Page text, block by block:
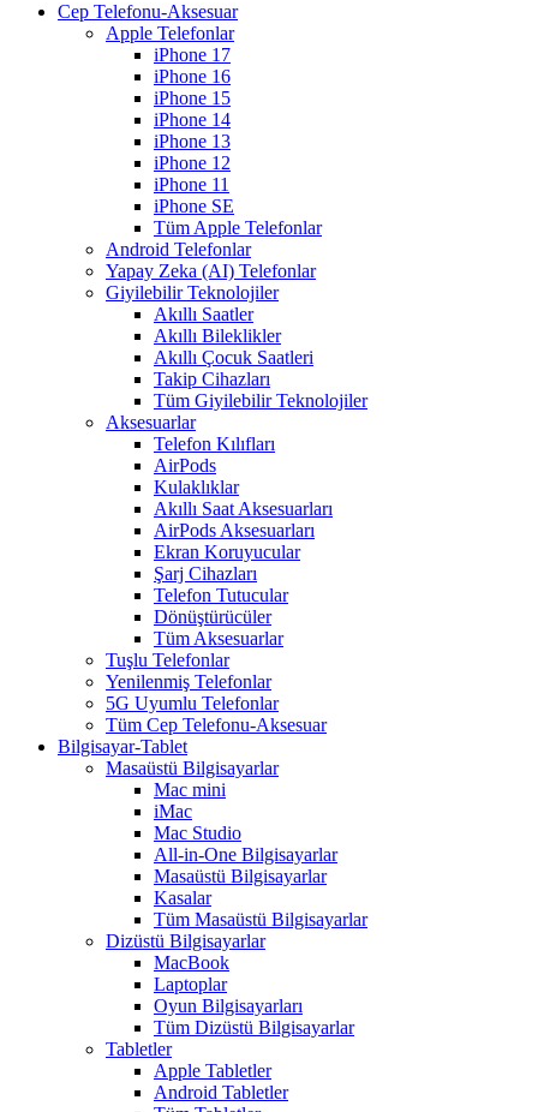
Cep Telefonu-Aksesuar
Apple Telefonlar
iPhone 17
iPhone 16
iPhone 15
iPhone 14
iPhone 13
iPhone 12
iPhone 11
iPhone SE
Tüm Apple Telefonlar
Android Telefonlar
Yapay Zeka (AI) Telefonlar
Giyilebilir Teknolojiler
Akıllı Saatler
Akıllı Bileklikler
Akıllı Çocuk Saatleri
Takip Cihazları
Tüm Giyilebilir Teknolojiler
Aksesuarlar
Telefon Kılıfları
AirPods
Kulaklıklar
Akıllı Saat Aksesuarları
AirPods Aksesuarları
Ekran Koruyucular
Şarj Cihazları
Telefon Tutucular
Dönüştürücüler
Tüm Aksesuarlar
Tuşlu Telefonlar
Yenilenmiş Telefonlar
5G Uyumlu Telefonlar
Tüm Cep Telefonu-Aksesuar
Bilgisayar-Tablet
Masaüstü Bilgisayarlar
Mac mini
iMac
Mac Studio
All-in-One Bilgisayarlar
Masaüstü Bilgisayarlar
Kasalar
Tüm Masaüstü Bilgisayarlar
Dizüstü Bilgisayarlar
MacBook
Laptoplar
Oyun Bilgisayarları
Tüm Dizüstü Bilgisayarlar
Tabletler
Apple Tabletler
Android Tabletler